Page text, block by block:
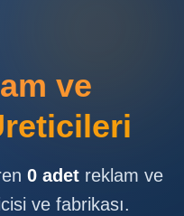
ve
0 adet reklam ve
ve fabrikası.